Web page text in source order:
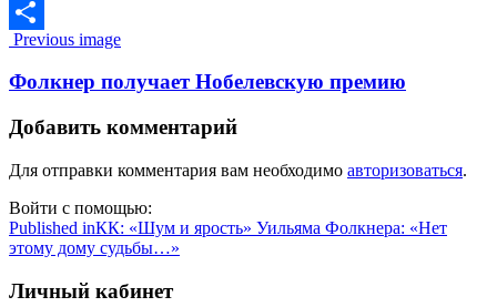
WhatsApp
Отправить
Image
navigation
Previous image
Фолкнер получает Нобелевскую премию
Добавить комментарий
Для отправки комментария вам необходимо авторизоваться.
Войти с помощью:
Навигация
по
записям
Published inКК: «Шум и ярость» Уильяма Фолкнера: «Нет
этому дому судьбы…»
Личный кабинет